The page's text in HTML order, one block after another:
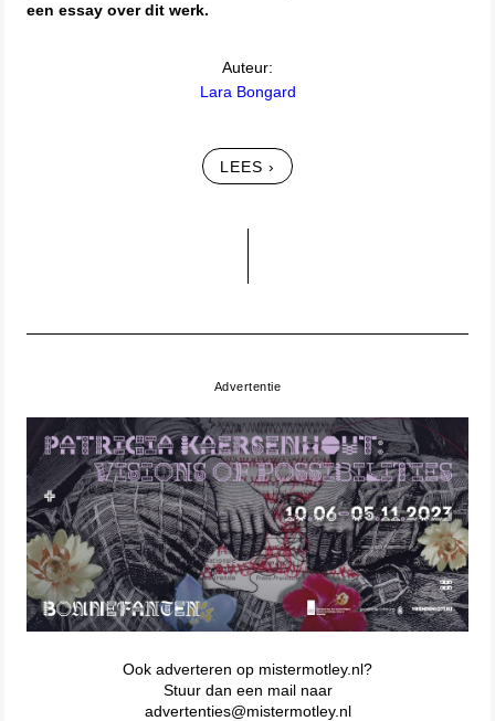
een essay over dit werk.
Auteur:
Lara Bongard
LEES ›
Advertentie
Ook adverteren op mistermotley.nl?
Stuur dan een mail naar
advertenties@mistermotley.nl